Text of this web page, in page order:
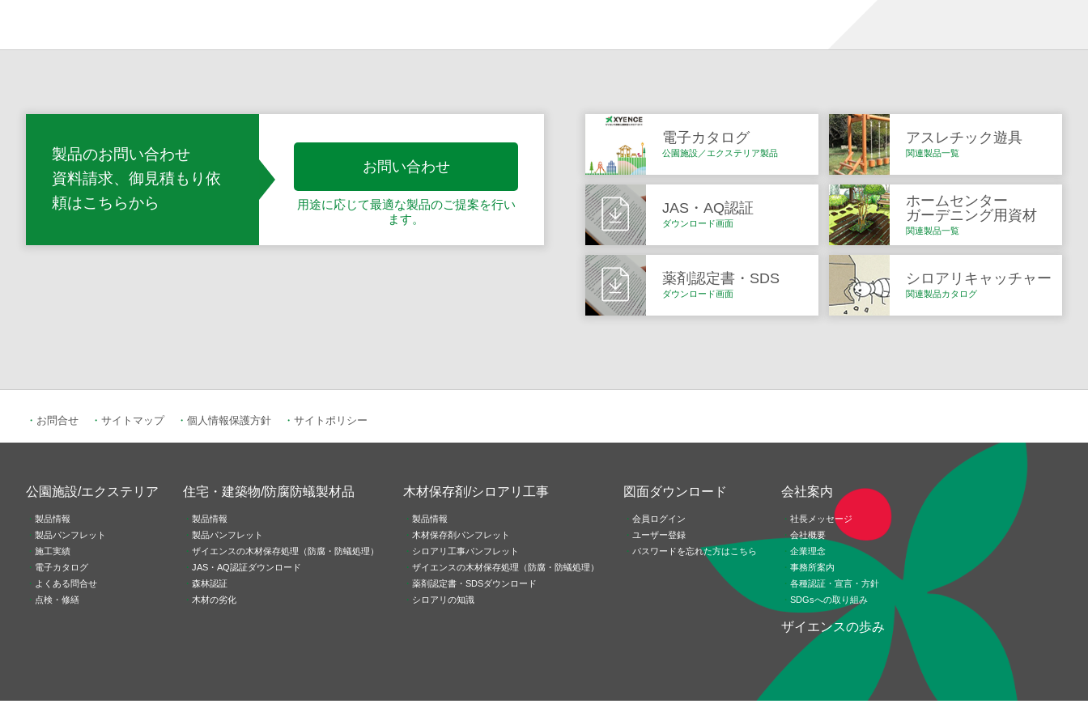
製品のお問い合わせ
資料請求、御見積もり依
頼はこちらから
お問い合わせ
用途に応じて最適な製品のご提案を行い
ます。
電子カタログ
公園施設／エクステリア製品
アスレチック遊具
関連製品一覧
JAS・AQ認証
ダウンロード画面
ホームセンター
ガーデニング用資材
関連製品一覧
薬剤認定書・SDS
ダウンロード画面
シロアリキャッチャー
関連製品カタログ
お問合せ サイトマップ 個人情報保護方針 サイトポリシー
公園施設/エクステリア
製品情報
製品パンフレット
施工実績
電子カタログ
よくある問合せ
点検・修繕
住宅・建築物/防腐防蟻製材品
製品情報
製品パンフレット
ザイエンスの木材保存処理（防腐・防蟻処理）
JAS・AQ認証ダウンロード
森林認証
木材の劣化
木材保存剤/シロアリ工事
製品情報
木材保存剤パンフレット
シロアリ工事パンフレット
ザイエンスの木材保存処理（防腐・防蟻処理）
薬剤認定書・SDSダウンロード
シロアリの知識
図面ダウンロード
会員ログイン
ユーザー登録
パスワードを忘れた方はこちら
会社案内
社長メッセージ
会社概要
企業理念
事務所案内
各種認証・宣言・方針
SDGsへの取り組み
ザイエンスの歩み